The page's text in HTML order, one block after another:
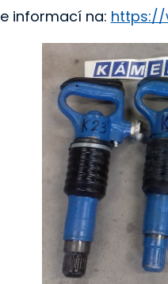
informací na: https://